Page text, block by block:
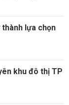
lựa chọn
khu đô thị TP